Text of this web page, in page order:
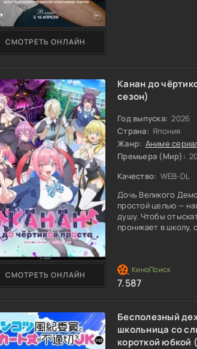
страшно
СМОТРЕТЬ ОНЛАЙН
Канан до
сезон)
Год выпуска: 2026
Страна: Япония
Жанр: Аниме
Премьера (Мир):
Качество: WEB-DL
Дочь Великого
простой целью —
душу. Чтобы
проникает в школу,
неё срывается
же. Но Ёдзи всё
СМОТРЕТЬ ОНЛАЙН
7.587
Бесполезный
школьница со
короткой юбкой